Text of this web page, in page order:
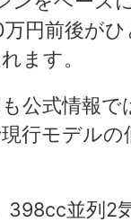
円前後が
ます。
公式情報で
行モデルの
398cc並列2